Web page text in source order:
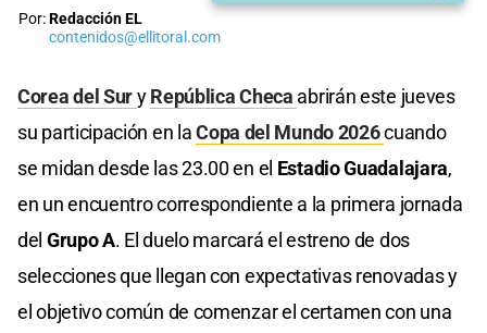
Por:Redacción EL
contenidos@ellitoral.com
Corea del SuryRepública Checa abrirán este jueves
su participación en laCopa del Mundo 2026cuando
se midan desde las 23.00 en el Estadio Guadalajara,
en un encuentro correspondiente a la primera jornada
del Grupo A. El duelo marcará el estreno de dos
selecciones que llegan con expectativas renovadas y
el objetivo común de comenzar el certamen con una